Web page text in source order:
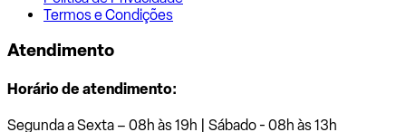
Termos e Condições
Atendimento
Horário de atendimento:
Segunda a Sexta – 08h às 19h | Sábado - 08h às 13h